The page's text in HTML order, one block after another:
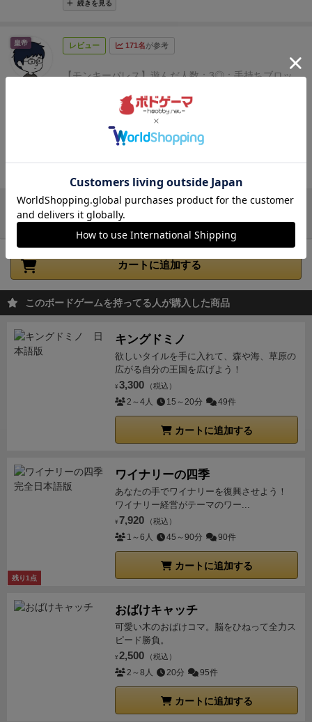
階段のスタートは必ず地面から始める
の建物を使うのはOK
分岐、下り方向の階段、一筆書きになっていない階段
に適用されるので、既存の建物と合わせてみた結果下
り階段になってたりする部分は出てきます。
カードに縛りが付く(緑、黄緑、茶色の3種
階段の最上段にはスタート地点の地面の色に応じた葉
っぱか樽パーツを設置
階段のアーチ数に応じた資金をもらって報酬カードの
報酬カードを自分の盤面に設置、即時資材と定期資材
貰って次の人へ
りますが、以下のルールがあるので割とゲームとして
はまともです。
の勝利点が貰える(アーチの数ではなく物理的高さ
階段を作る際に積み上げた最高高度が単独トップだと
追加で1資金貰える(地面の色毎に判定
拡張ルールのカードと5ブロック以上積み上げたとき
に貰えるボーナスカード他にも拡張ルールとして追加
できるものが2種ありますが、こっちは片方微妙そう
チョウの追加ルールはよさそうですが、カエ
印象あります。結果としてみんなどういう階段作るか
というと、既存のものよりも高く高く…となります。
つまりこういう感じに一部のみグググっと高くなるの
が最終盤面になりそうです。
ったら終了フラグです。そこから手番数が同じになる
までやって終了です。4人でやってましたが概ね5-6手
ルがシンプル・使うパーツがカード以外全てLEGOな
ので結構懐かしい・見た目が強い という感じであんま
り深いゲーム性を～というゲームではないです。
目に惹かれたって方は買っていいんじゃないでしょう
か、見栄えはいいです。LEGOの対象層として小さい
子供向きとしてもいいと思います、でも飲み込まない
っ！
で終わらなければならず、その上にブロックが置ける
ない。そして組み立てが終わったら、一番上の先端側
に、階段を開始した地面と同じ色の装飾ブロック（緑
か黄緑の葉っぱ or 樽）を置きます。 そして、アーチ
（最も高く装飾ブロックを置けたら＋１）イニシャル
または、ランニングで獲得できるパーツ、及び勝利点
を受け取れる権利カードを受け取れます。端数は流れ
ますので、使い切っちゃいましょう。樽限定でロンゲ
スト作った場合は、猿を移動できます。相手の邪魔な
ところに猿を置きましょう。
最後に勝利点が高い人が
勝ちです。レゴっぽさあり、ゲームとしても楽しかっ
たのですが、レゴを置く条件がちょっと難しかったか
な？(# `ω´)っ🍌 ＜ バナナあげる。(*^ω^*) ＜ う
(# `ω´) ＜ 反省！( ･`ω･´) ＜ ボクは
日光猿軍団のお猿さんじゃありません！
続きを見る
レビュー 171名が参考
【モンキーパレス】遊んだ人数：3◎：手持ちブロッ
クが増えていくことで出来ることが増えていく感覚が
あり、うまくハマったときは気持ち良い。猿や蝶もい
い意味で邪魔。完成する宮殿は毎回違う形になり、素
敵なものが作れた気持ちになる。短い時間でできるの
も良い。△：ちゃんとリソース残数を考えてないと思
ってたより急に終わる。トリッキーな戦略があるとか
意外性のあるウルトラC大逆転みたいなのはない。子
ども：◎（8歳が楽しめるし勝てる）
ボドゲ好きが親子で楽しめる。タグ：#再プレイ：◎
皇帝
他のレビューを読み込む
カートに追加する
このボードゲームを持ってる人が購入した商品
キングドミノ
欲しいタイルを手に入れて、森や海、草原の
広がる自分の王国を広げよう！
¥ 3,300 （税込）
2～4人 15～20分 49件
カートに追加する
残り1点
ワイナリーの四季
あなたの手でワイナリーを復興させよう！
ワイナリー経営がテーマのワー...
¥ 7,920 （税込）
1～6人 45～90分 90件
カートに追加する
おばけキャッチ
可愛い木のおばけコマ。脳をひねって全力ス
ピード勝負。
¥ 2,500 （税込）
2～8人 20分 95件
カートに追加する